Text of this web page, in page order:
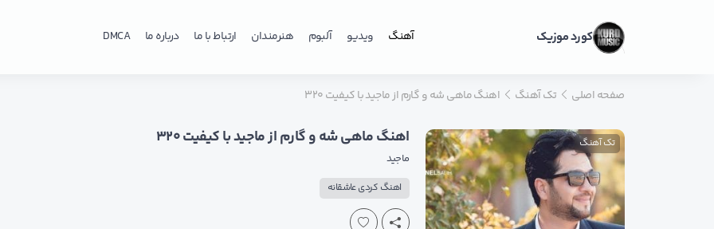
کورد موزیک آهنگ ویدیو آلبوم هنرمندان ارتباط با ما درباره ما DMCA
صفحه اصلی تک آهنگ اهنگ ماهی شه و گارم از ماجید با کیفیت ۳۲۰
تک آهنگ اهنگ ماهی شه و گارم از ماجید با کیفیت ۳۲۰
ماجید
اهنگ کردی عاشقانه